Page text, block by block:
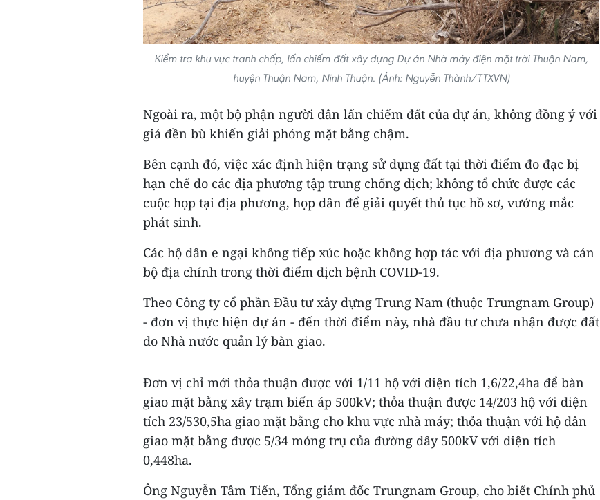
Kiểm tra khu vực tranh chấp, lấn chiếm đất xây dựng Dự án Nhà máy điện mặt trời Thuận Nam,
huyện Thuận Nam, Ninh Thuận. (Ảnh: Nguyễn Thành/TTXVN)
Ngoài ra, một bộ phận người dân lấn chiếm đất của dự án, không đồng ý với
giá đền bù khiến giải phóng mặt bằng chậm.
Bên cạnh đó, việc xác định hiện trạng sử dụng đất tại thời điểm đo đạc bị
hạn chế do các địa phương tập trung chống dịch; không tổ chức được các
cuộc họp tại địa phương, họp dân để giải quyết thủ tục hồ sơ, vướng mắc
phát sinh.
Các hộ dân e ngại không tiếp xúc hoặc không hợp tác với địa phương và cán
bộ địa chính trong thời điểm dịch bệnh COVID-19.
Theo Công ty cổ phần Đầu tư xây dựng Trung Nam (thuộc Trungnam Group)
- đơn vị thực hiện dự án - đến thời điểm này, nhà đầu tư chưa nhận được đất
do Nhà nước quản lý bàn giao.
Đơn vị chỉ mới thỏa thuận được với 1/11 hộ với diện tích 1,6/22,4ha để bàn
giao mặt bằng xây trạm biến áp 500kV; thỏa thuận được 14/203 hộ với diện
tích 23/530,5ha giao mặt bằng cho khu vực nhà máy; thỏa thuận với hộ dân
giao mặt bằng được 5/34 móng trụ của đường dây 500kV với diện tích
0,448ha.
Ông Nguyễn Tâm Tiến, Tổng giám đốc Trungnam Group, cho biết Chính phủ